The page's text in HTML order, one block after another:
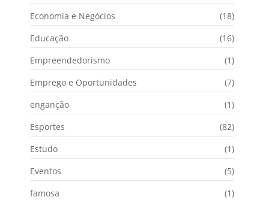
Economia e Negócios
(18)
Educação
(16)
Empreendedorismo
(1)
Emprego e Oportunidades
(7)
enganção
(1)
Esportes
(82)
Estudo
(1)
Eventos
(5)
famosa
(1)